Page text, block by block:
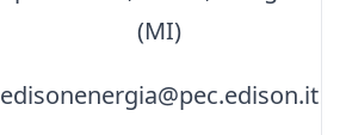
(MI)
edisonenergia@pec.edison.it